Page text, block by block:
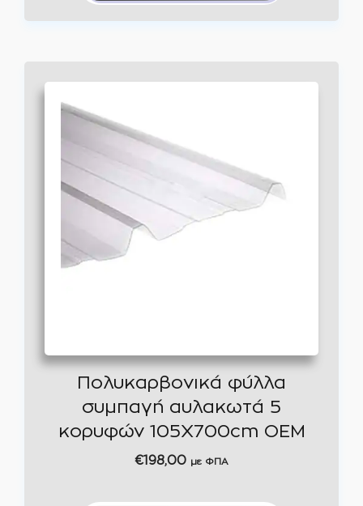
Πολυκαρβονικά φύλλα
συμπαγή αυλακωτά 5
κορυφών 105Χ700cm OEM
€198,00 με ΦΠΑ